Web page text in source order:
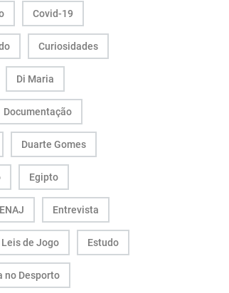
Covid-19
Curiosidades
Di Maria
Documentação
Duarte Gomes
Egipto
ENAJ Entrevista
de Jogo Estudo
no Desporto